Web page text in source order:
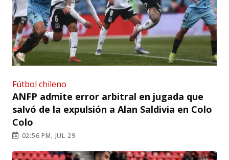
Fútbol chileno
ANFP admite error arbitral en jugada que
salvó de la expulsión a Alan Saldivia en Colo
Colo
02:56 PM, JUL 29